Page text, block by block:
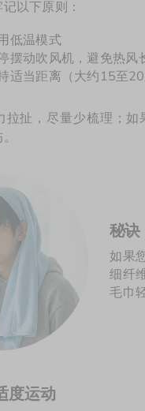
度运动
如果
细纤
毛巾
秘
拉扯，尽量少梳理；
低温模式
摆动吹风机，避免热风
适当距离（大约15至20